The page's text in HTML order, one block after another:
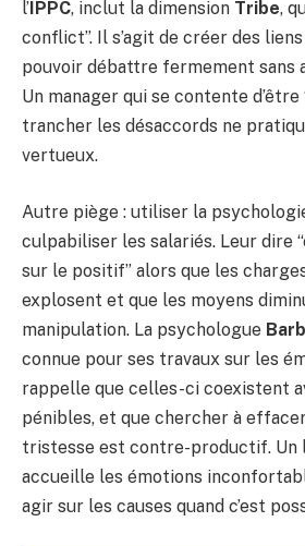
l’ IPPC, inclut la dimension Tribe,
conflict”. Il s’agit de créer des
pouvoir débattre fermement sans
Un manager qui se contente d’être
trancher les désaccords ne
vertueux.
Autre piège : utiliser la
culpabiliser les salariés. Leur dire
sur le positif” alors que les
explosent et que les moyens
manipulation. La psychologue
connue pour ses travaux sur les
rappelle que celles-ci coexistent
pénibles, et que chercher à
tristesse est contre-productif. Un
accueille les émotions
agir sur les causes quand c’est